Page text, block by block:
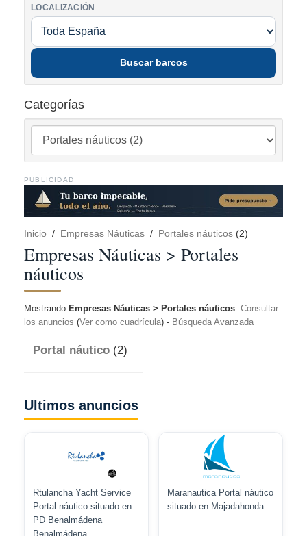
LOCALIZACIÓN
Buscar barcos
Categorías
PUBLICIDAD
Inicio / Empresas Náuticas / Portales náuticos (2)
Empresas Náuticas > Portales
náuticos
Mostrando Empresas Náuticas > Portales náuticos: Consultar
los anuncios (Ver como cuadrícula) - Búsqueda Avanzada
Portal náutico (2)
Ultimos anuncios
Rtulancha Yacht Service
Portal náutico situado en
PD Benalmádena
Benalmádena
Maranautica Portal náutico
situado en Majadahonda